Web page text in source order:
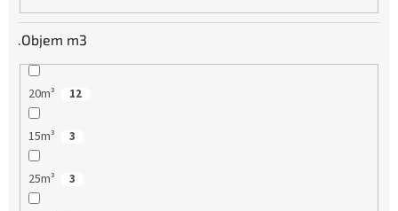
.Objem m3
20m³ 12
15m³ 3
25m³ 3